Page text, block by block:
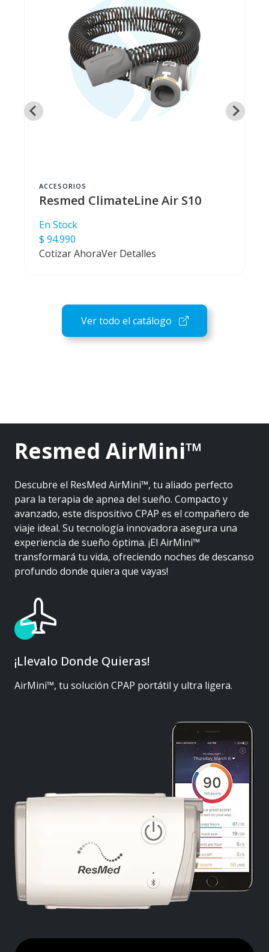
ACCESORIOS
Resmed ClimateLine Air S10
En Stock
$ 94.990
Cotizar AhoraVer Detalles
Ver todo el catálogo
Resmed AirMini™
Descubre el ResMed AirMini™, tu aliado perfecto
para la terapia de apnea del sueño. Compacto y
avanzado, este dispositivo CPAP es el compañero de
viaje ideal. Su tecnología innovadora asegura una
experiencia de sueño óptima. ¡El AirMini™
transformará tu vida, ofreciendo noches de descanso
profundo donde quiera que vayas!
¡Llevalo Donde Quieras!
AirMini™, tu solución CPAP portátil y ultra ligera.